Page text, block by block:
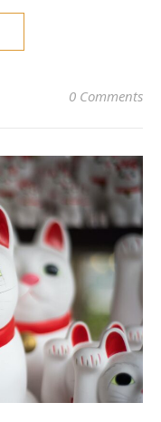
0 Comments